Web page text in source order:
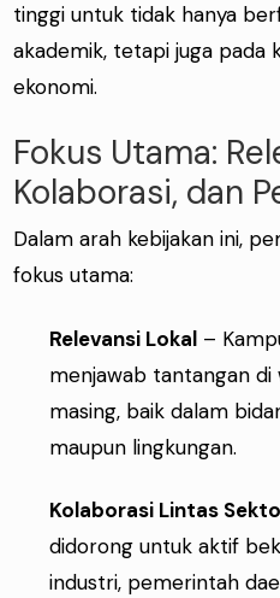
tinggi untuk tidak hanya
akademik, tetapi juga pada
ekonomi.
Fokus Utama:
Kolaborasi, dan
Dalam arah kebijakan ini,
fokus utama:
Relevansi Lokal –
menjawab tantangan di
masing, baik dalam
maupun lingkungan.
Kolaborasi Lintas
didorong untuk aktif
industri, pemerintah